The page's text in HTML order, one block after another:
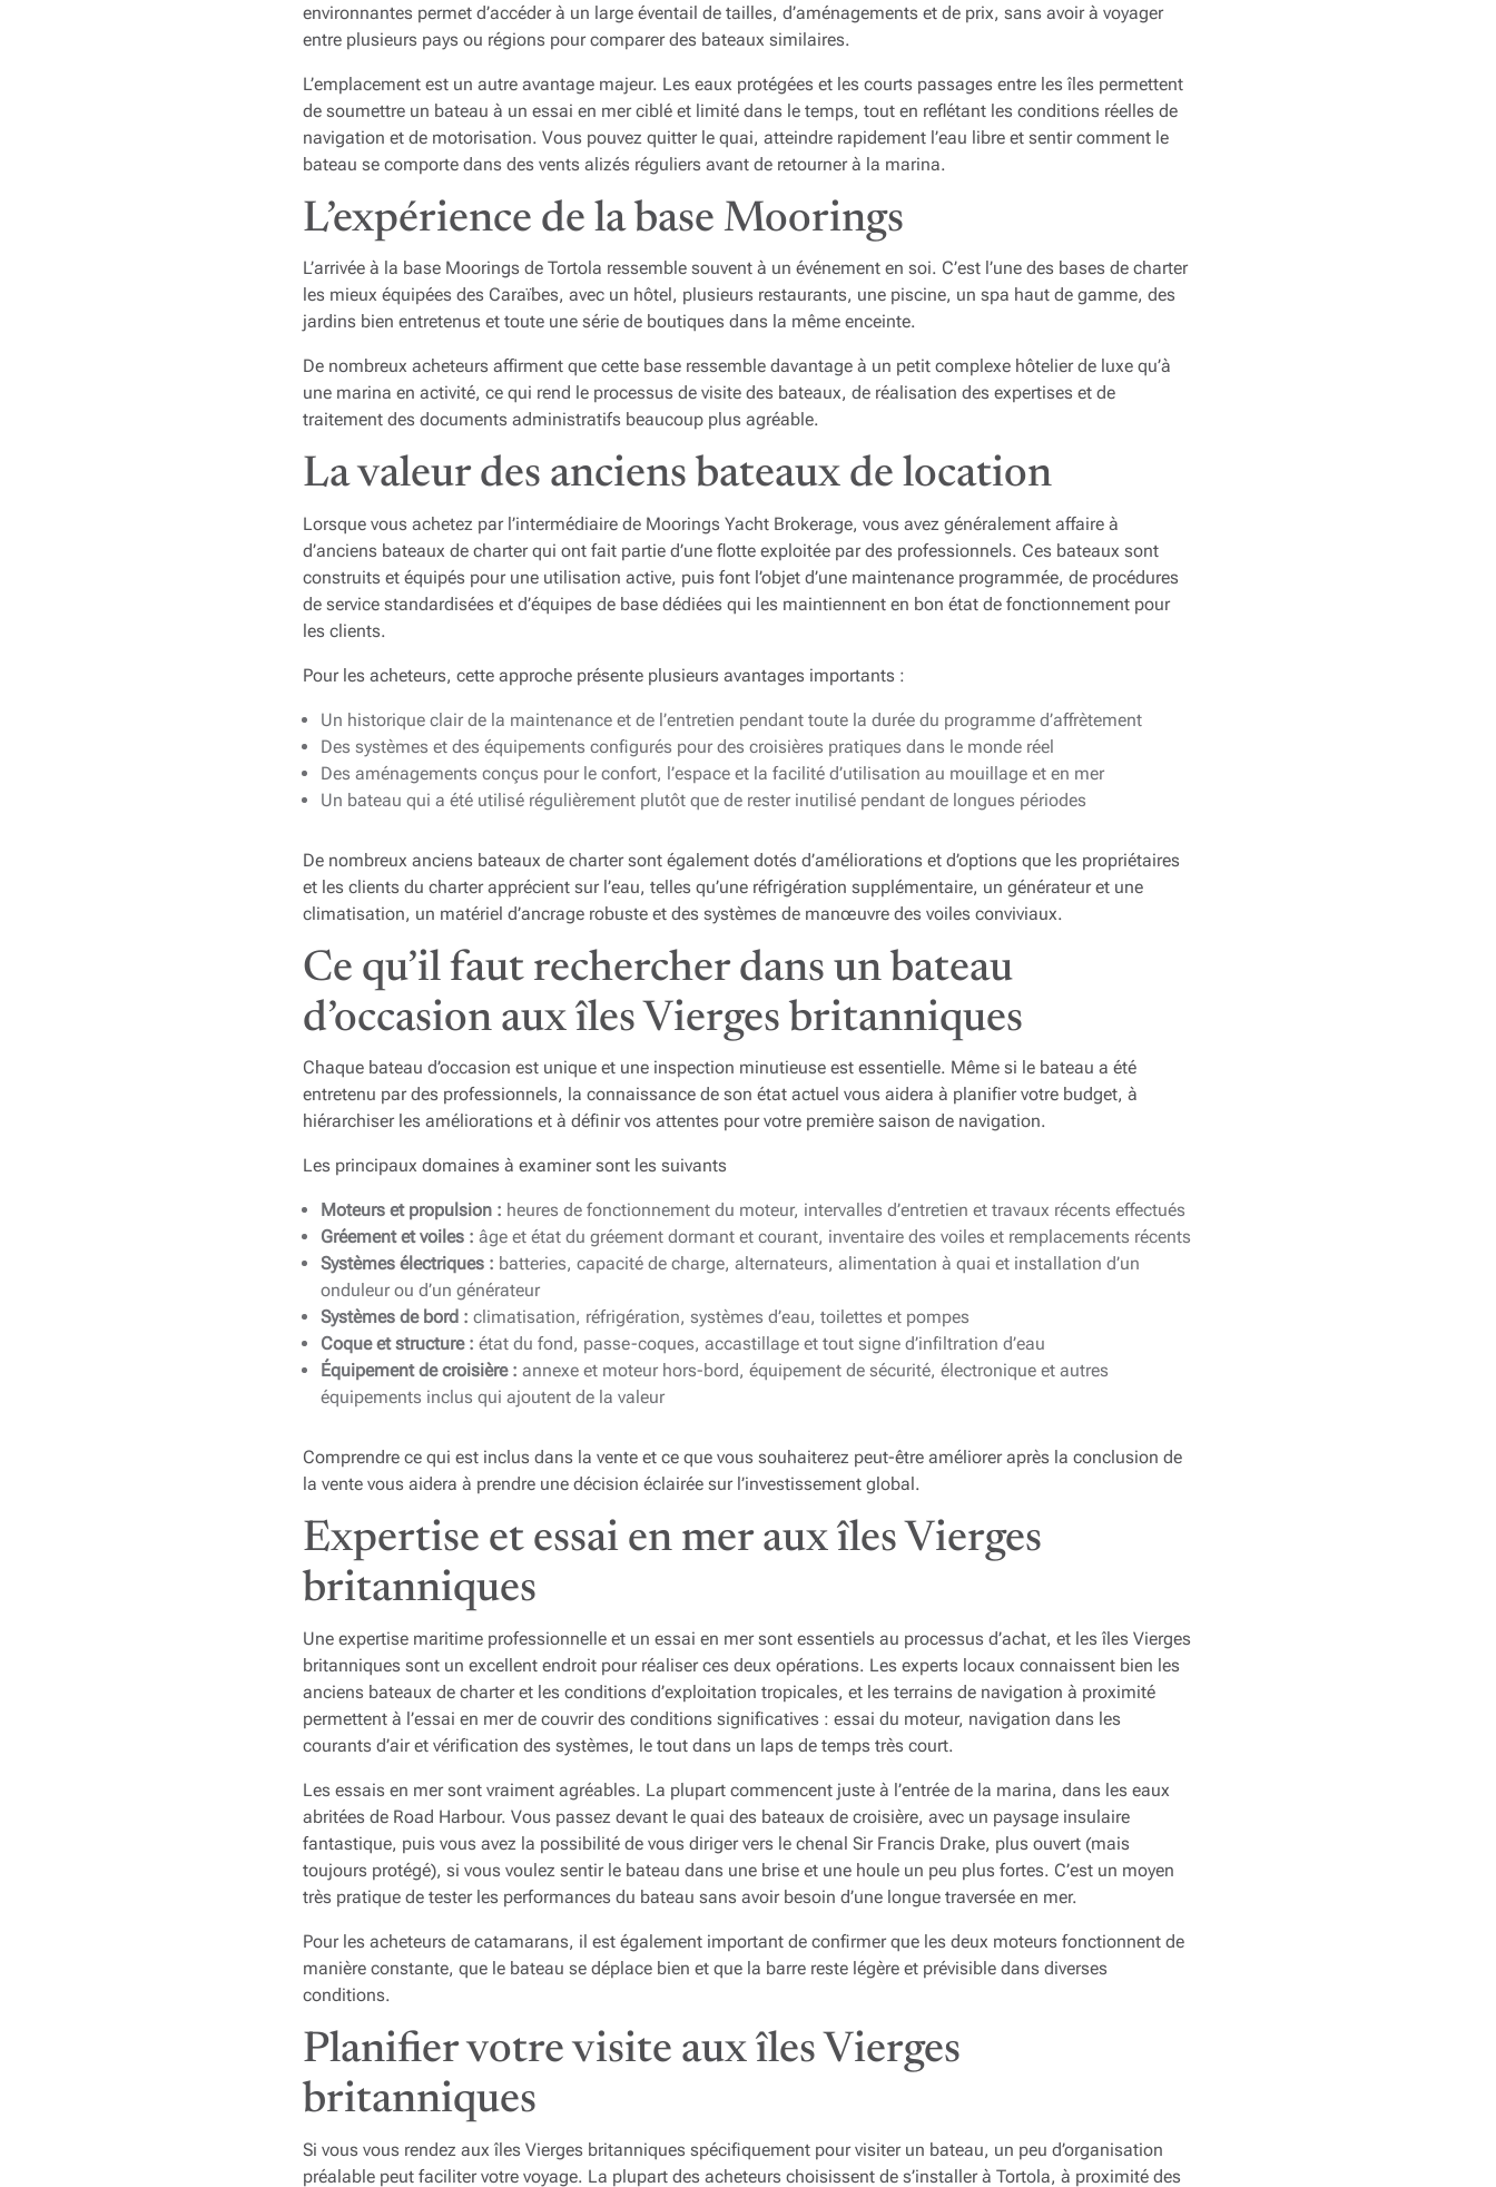
environnantes permet d’accéder à un large éventail de tailles, d’aménagements et de prix, sans avoir à voyager
entre plusieurs pays ou régions pour comparer des bateaux similaires.
L’emplacement est un autre avantage majeur. Les eaux protégées et les courts passages entre les îles permettent
de soumettre un bateau à un essai en mer ciblé et limité dans le temps, tout en reflétant les conditions réelles de
navigation et de motorisation. Vous pouvez quitter le quai, atteindre rapidement l’eau libre et sentir comment le
bateau se comporte dans des vents alizés réguliers avant de retourner à la marina.
L’expérience de la base Moorings
L’arrivée à la base Moorings de Tortola ressemble souvent à un événement en soi. C’est l’une des bases de charter
les mieux équipées des Caraïbes, avec un hôtel, plusieurs restaurants, une piscine, un spa haut de gamme, des
jardins bien entretenus et toute une série de boutiques dans la même enceinte.
De nombreux acheteurs affirment que cette base ressemble davantage à un petit complexe hôtelier de luxe qu’à
une marina en activité, ce qui rend le processus de visite des bateaux, de réalisation des expertises et de
traitement des documents administratifs beaucoup plus agréable.
La valeur des anciens bateaux de location
Lorsque vous achetez par l’intermédiaire de Moorings Yacht Brokerage, vous avez généralement affaire à
d’anciens bateaux de charter qui ont fait partie d’une flotte exploitée par des professionnels. Ces bateaux sont
construits et équipés pour une utilisation active, puis font l’objet d’une maintenance programmée, de procédures
de service standardisées et d’équipes de base dédiées qui les maintiennent en bon état de fonctionnement pour
les clients.
Pour les acheteurs, cette approche présente plusieurs avantages importants :
Un historique clair de la maintenance et de l’entretien pendant toute la durée du programme d’affrètement
Des systèmes et des équipements configurés pour des croisières pratiques dans le monde réel
Des aménagements conçus pour le confort, l’espace et la facilité d’utilisation au mouillage et en mer
Un bateau qui a été utilisé régulièrement plutôt que de rester inutilisé pendant de longues périodes
De nombreux anciens bateaux de charter sont également dotés d’améliorations et d’options que les propriétaires
et les clients du charter apprécient sur l’eau, telles qu’une réfrigération supplémentaire, un générateur et une
climatisation, un matériel d’ancrage robuste et des systèmes de manœuvre des voiles conviviaux.
Ce qu’il faut rechercher dans un bateau
d’occasion aux îles Vierges britanniques
Chaque bateau d’occasion est unique et une inspection minutieuse est essentielle. Même si le bateau a été
entretenu par des professionnels, la connaissance de son état actuel vous aidera à planifier votre budget, à
hiérarchiser les améliorations et à définir vos attentes pour votre première saison de navigation.
Les principaux domaines à examiner sont les suivants
Moteurs et propulsion : heures de fonctionnement du moteur, intervalles d’entretien et travaux récents effectués
Gréement et voiles : âge et état du gréement dormant et courant, inventaire des voiles et remplacements récents
Systèmes électriques : batteries, capacité de charge, alternateurs, alimentation à quai et installation d’un
onduleur ou d’un générateur
Systèmes de bord : climatisation, réfrigération, systèmes d’eau, toilettes et pompes
Coque et structure : état du fond, passe-coques, accastillage et tout signe d’infiltration d’eau
Équipement de croisière : annexe et moteur hors-bord, équipement de sécurité, électronique et autres
équipements inclus qui ajoutent de la valeur
Comprendre ce qui est inclus dans la vente et ce que vous souhaiterez peut-être améliorer après la conclusion de
la vente vous aidera à prendre une décision éclairée sur l’investissement global.
Expertise et essai en mer aux îles Vierges
britanniques
Une expertise maritime professionnelle et un essai en mer sont essentiels au processus d’achat, et les îles Vierges
britanniques sont un excellent endroit pour réaliser ces deux opérations. Les experts locaux connaissent bien les
anciens bateaux de charter et les conditions d’exploitation tropicales, et les terrains de navigation à proximité
permettent à l’essai en mer de couvrir des conditions significatives : essai du moteur, navigation dans les
courants d’air et vérification des systèmes, le tout dans un laps de temps très court.
Les essais en mer sont vraiment agréables. La plupart commencent juste à l’entrée de la marina, dans les eaux
abritées de Road Harbour. Vous passez devant le quai des bateaux de croisière, avec un paysage insulaire
fantastique, puis vous avez la possibilité de vous diriger vers le chenal Sir Francis Drake, plus ouvert (mais
toujours protégé), si vous voulez sentir le bateau dans une brise et une houle un peu plus fortes. C’est un moyen
très pratique de tester les performances du bateau sans avoir besoin d’une longue traversée en mer.
Pour les acheteurs de catamarans, il est également important de confirmer que les deux moteurs fonctionnent de
manière constante, que le bateau se déplace bien et que la barre reste légère et prévisible dans diverses
conditions.
Planifier votre visite aux îles Vierges
britanniques
Si vous vous rendez aux îles Vierges britanniques spécifiquement pour visiter un bateau, un peu d’organisation
préalable peut faciliter votre voyage. La plupart des acheteurs choisissent de s’installer à Tortola, à proximité des